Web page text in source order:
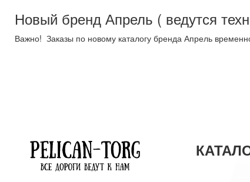
Новый бренд Апрель ( ведутся
Важно! Заказы по новому каталогу бренда Апрель